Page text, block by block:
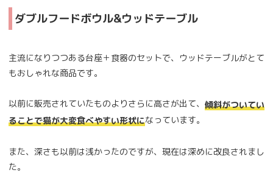
ダブルフードボウル&ウッドテーブル
主流になりつつある台座＋食器のセットで、ウッドテーブルがとて
もおしゃれな商品です。
以前に販売されていたものよりさらに高さが出て、 傾斜がついてい
ることで猫が大変食べやすい形状になっています。
また、深さも以前は浅かったのですが、現在は深めに改良されまし
た。